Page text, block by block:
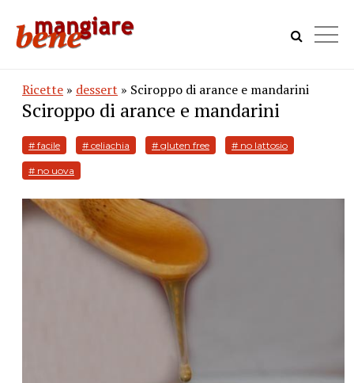
Ricette » dessert » Sciroppo di arance e mandarini
Sciroppo di arance e mandarini
# facile # celiachia # gluten free # no lattosio
# no uova